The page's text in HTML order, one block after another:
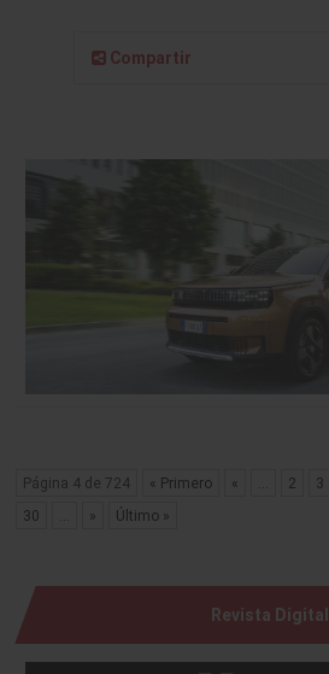
Compartir
Página 4 de 724 « Primero « 2 3
30
» Último »
Revista Digital